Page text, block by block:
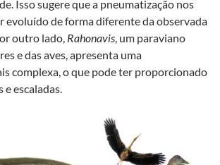
Isso sugere que a pneumatização nos
evoluído de forma diferente da observada
outro lado, Rahonavis, um paraviano
e das aves, apresenta uma
complexa, o que pode ter proporcionado
e escaladas.